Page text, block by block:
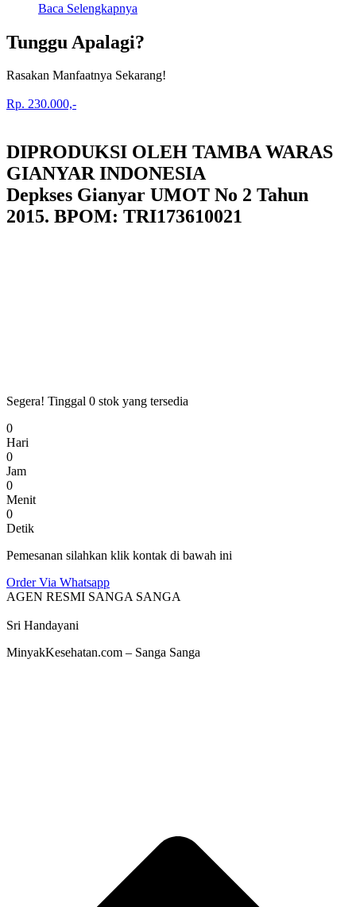
Baca Selengkapnya
Tunggu Apalagi?
Rasakan Manfaatnya Sekarang!
Rp. 230.000,-
DIPRODUKSI OLEH TAMBA WARAS
GIANYAR INDONESIA
Depkses Gianyar UMOT No 2 Tahun
2015. BPOM: TRI173610021
Segera! Tinggal 0 stok yang tersedia
0
Hari
0
Jam
0
Menit
0
Detik
Pemesanan silahkan klik kontak di bawah ini
Order Via Whatsapp
AGEN RESMI SANGA SANGA
Sri Handayani
MinyakKesehatan.com – Sanga Sanga